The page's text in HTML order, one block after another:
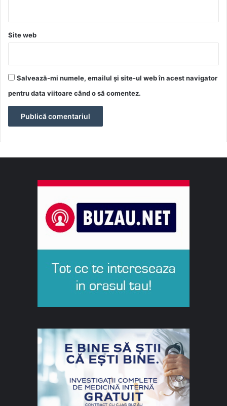
Site web
Salvează-mi numele, emailul și site-ul web în acest navigator
pentru data viitoare când o să comentez.